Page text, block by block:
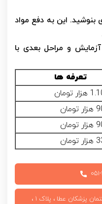
بنوشید. این به دفع مواد
و مراحل بعدی با
تعرفه ها
تومان
مشهد - کوهسنگی۴ (بهشتی ۹) ، ساختمان پزشکان عطا ، پلاک ۱ ،
۴